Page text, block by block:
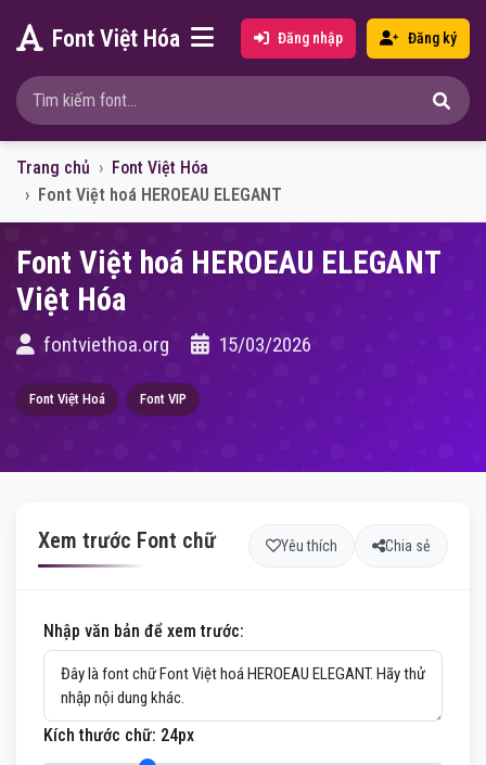
Font Việt Hóa Đăng nhập Đăng ký
Trang chủ
Font Việt Hóa
Font Việt hoá HEROEAU ELEGANT
Font Việt hoá HEROEAU ELEGANT
Việt Hóa
fontviethoa.org 15/03/2026
Font Việt Hoá Font VIP
Xem trước Font chữ Yêu thích Chia sẻ
Nhập văn bản để xem trước:
Kích thước chữ: 24px